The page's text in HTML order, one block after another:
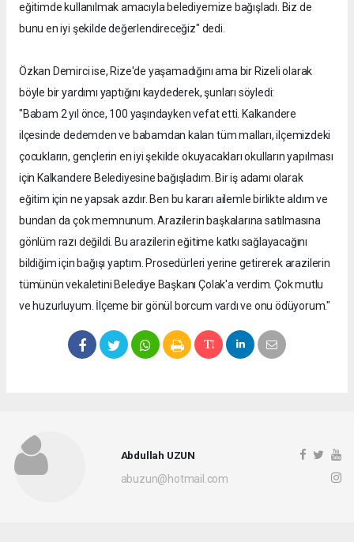
eğitimde kullanılmak amacıyla belediyemize bağışladı. Biz de
bunu en iyi şekilde değerlendireceğiz" dedi.
Özkan Demirci ise, Rize'de yaşamadığını ama bir Rizeli olarak
böyle bir yardımı yaptığını kaydederek, şunları söyledi:
"Babam 2 yıl önce, 100 yaşındayken vefat etti. Kalkandere
ilçesinde dedemden ve babamdan kalan tüm malları, ilçemizdeki
çocukların, gençlerin en iyi şekilde okuyacakları okulların yapılması
için Kalkandere Belediyesine bağışladım. Bir iş adamı olarak
eğitim için ne yapsak azdır. Ben bu kararı ailemle birlikte aldım ve
bundan da çok memnunum. Arazilerin başkalarına satılmasına
gönlüm razı değildi. Bu arazilerin eğitime katkı sağlayacağını
bildiğim için bağışı yaptım. Prosedürleri yerine getirerek arazilerin
tümünün vekaletini Belediye Başkanı Çolak'a verdim. Çok mutlu
ve huzurluyum. İlçeme bir gönül borcum vardı ve onu ödüyorum."
Abdullah UZUN
abuzun@hotmail.com